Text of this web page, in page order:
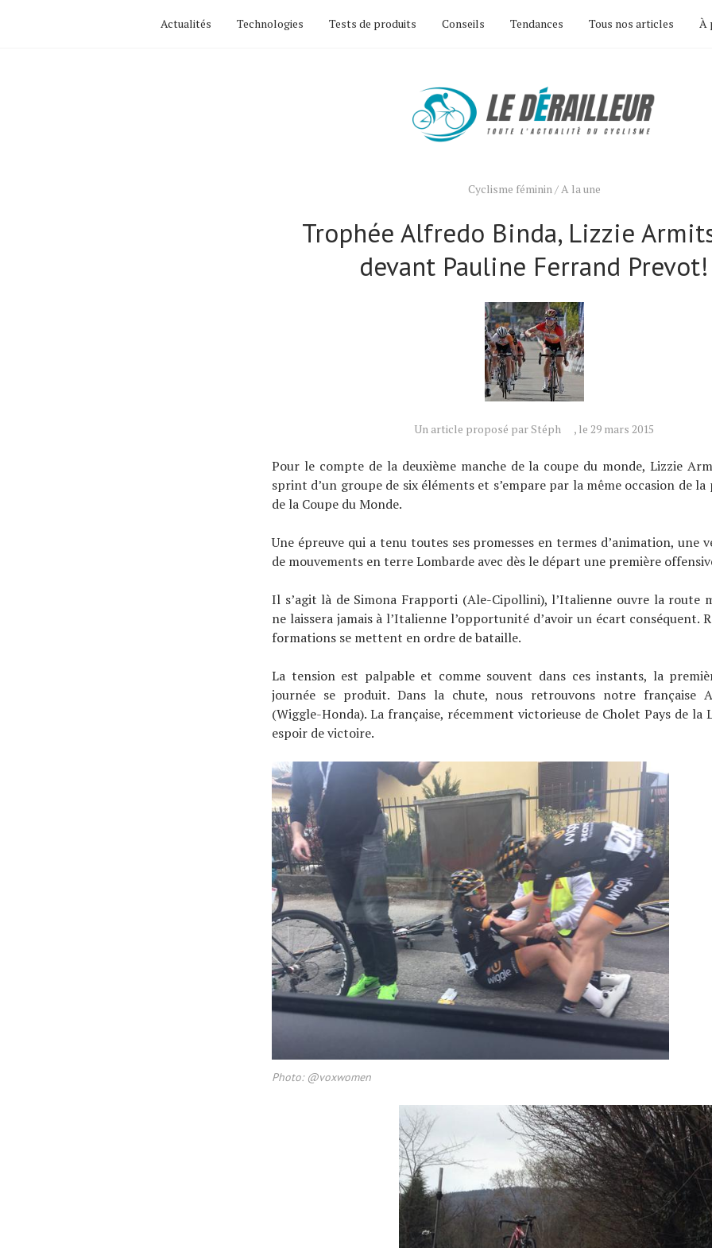
Actualités Technologies Tests de produits Conseils Tendances Tous nos articles À
Cyclisme féminin/A la une
Trophée Alfredo Binda, Lizzie
devant Pauline Ferrand Prevot!
Un article proposé par Stéph , le 29 mars 2015
Pour le compte de la deuxième manche de la coupe du monde, Lizzie
sprint d’un groupe de six éléments et s’empare par la même occasion de
de la Coupe du Monde.
Une épreuve qui a tenu toutes ses promesses en termes d’animation, une
de mouvements en terre Lombarde avec dès le départ une première
Il s’agit là de Simona Frapporti (Ale-Cipollini), l’Italienne ouvre la route
ne laissera jamais à l’Italienne l’opportunité d’avoir un écart conséquent.
formations se mettent en ordre de bataille.
La tension est palpable et comme souvent dans ces instants, la
journée se produit. Dans la chute, nous retrouvons notre française
(Wiggle-Honda). La française, récemment victorieuse de Cholet Pays de
espoir de victoire.
Photo: @voxwomen